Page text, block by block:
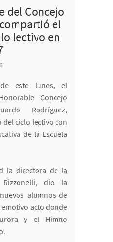
del Concejo
el
lectivo en
este lunes, el
Concejo
Rodríguez,
ciclo lectivo con
de la Escuela
la directora de la
Rizzonelli, dio la
alumnos de
acto donde
y el Himno